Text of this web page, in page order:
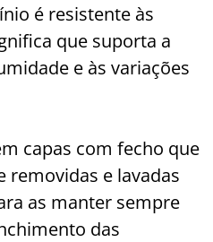
é resistente às
que suporta a
e às variações
capas com fecho que
removidas e lavadas
as manter sempre
das